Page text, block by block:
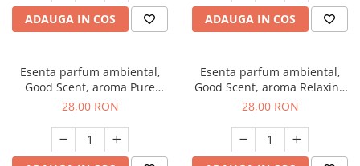
ADAUGA IN COS ADAUGA IN COS
Esenta parfum ambiental,
Good Scent, aroma Pure
White Musc, 20 g
28,00 RON
Esenta parfum ambiental,
Good Scent, aroma Relaxing
Lavender, 20 g
28,00 RON